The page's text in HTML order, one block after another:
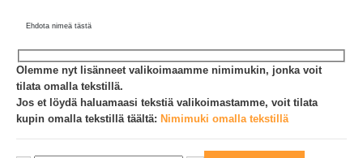
Ehdota nimeä tästä
Olemme nyt lisänneet valikoimaamme nimimukin, jonka voit
tilata omalla tekstillä.
Jos et löydä haluamaasi tekstiä valikoimastamme, voit tilata
kupin omalla tekstillä täältä: Nimimuki omalla tekstillä